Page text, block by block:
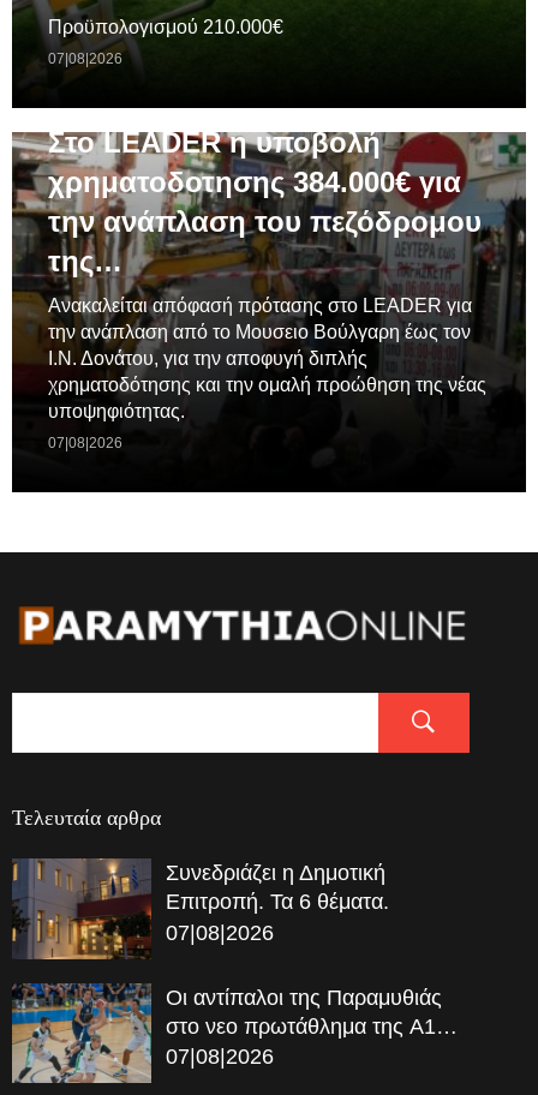
Προϋπολογισμού 210.000€
07|08|2026
Στο LEADER η υποβολή
χρηματοδοτησης 384.000€ για
την ανάπλαση του πεζόδρομου
της…
Ανακαλείται απόφασή πρότασης στο LEADER για
την ανάπλαση από το Μουσειο Βούλγαρη έως τον
Ι.Ν. Δονάτου, για την αποφυγή διπλής
χρηματοδότησης και την ομαλή προώθηση της νέας
υποψηφιότητας.
07|08|2026
Τελευταία αρθρα
Συνεδριάζει η Δημοτική
Επιτροπή. Τα 6 θέματα.
07|08|2026
Οι αντίπαλοι της Παραμυθιάς
στο νεο πρωτάθλημα της A1…
07|08|2026